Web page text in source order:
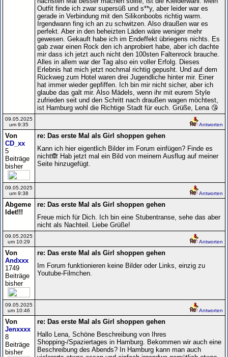
Outfit finde ich zwar supersüß und s**y, aber leider war es
gerade in Verbindung mit den Silikonboobs richtig warm.
Irgendwann fing ich an zu schwitzen. Also draußen war es
perfekt. Aber in den beheizten Läden wäre weniger mehr
gewesen. Gekauft habe ich im Endeffekt übriegens nichts. Es
gab zwar einen Rock den ich anprobiert habe, aber ich dachte
mir dass ich jetzt auch nicht den 100sten Faltenrock brauche.
Alles in allem war der Tag also ein voller Erfolg. Dieses
Erlebnis hat mich jetzt nochmal richtig gepusht. Und auf dem
Rückweg zum Hotel waren drei Jugendliche hinter mir. Einer
hat immer wieder gepfiffen. Ich bin mir nicht sicher, aber ich
glaube das galt mir. Also Mädels, wenn ihr mit eurem Style
zufrieden seit und den Schritt nach draußen wagen möchtest,
ist Hamburg wohl die Richtige Stadt für euch. Grüße, Lena 😘
09.05.2025
um 9:35
Antworten
Von
CD_xx
5
Beiträge
bisher
re: Das erste Mal als Girl shoppen gehen
Kann ich hier eigentlich Bilder im Forum einfügen? Finde es
nicht🙈 Hab jetzt mal ein Bild von meinem Ausflug auf meiner
Seite hinzugefügt.
09.05.2025
um 9:38
Antworten
Abgeme
ldet!!!
re: Das erste Mal als Girl shoppen gehen
Freue mich für Dich. Ich bin eine Stubentranse, sehe das aber
nicht als Nachteil. Liebe Grüße!
09.05.2025
um 10:29
Antworten
Von
Andxxx
1749
Beiträge
bisher
re: Das erste Mal als Girl shoppen gehen
Im Forum funktionieren keine Bilder oder Links, einzig zu
Youtube-Filmchen.
09.05.2025
um 10:46
Antworten
Von
Jenxxxx
8
Beiträge
bisher
re: Das erste Mal als Girl shoppen gehen
Hallo Lena, Schöne Beschreibung von Ihres
Shopping-/Spaziertages in Hamburg. Bekommen wir auch eine
Beschreibung des Abends? In Hamburg kann man auch